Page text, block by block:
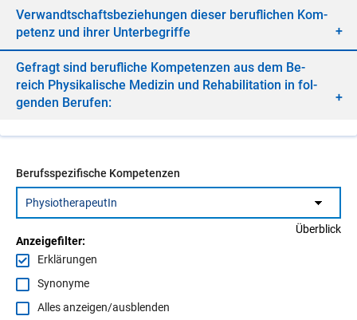
Ver­wandt­schafts­be­zie­hun­gen die­ser be­ruf­li­chen Kom­
pe­tenz und ih­rer Un­ter­be­grif­fe
Ge­fragt sind be­ruf­li­che Kom­pe­ten­zen aus dem Be­
reich Phy­si­ka­li­sche Me­di­zin und Re­ha­bi­li­ta­ti­on in fol­
gen­den Be­ru­fen:
Berufsspezifische Kompetenzen
Überblick
Anzeigefilter:
Erklärungen
Synonyme
Alles anzeigen/ausblenden